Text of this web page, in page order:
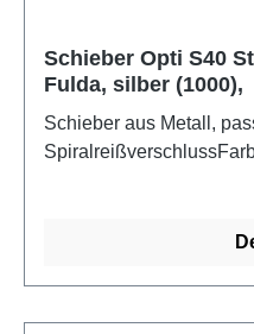
Schieber Opti S40
Fulda, silber (1000),
Schieber aus Metall,